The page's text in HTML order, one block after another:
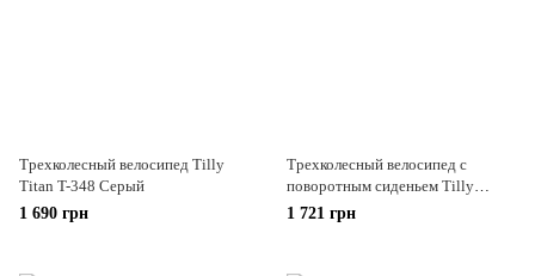
Трехколесный велосипед Tilly
Titan T-348 Серый
1 690 грн
Трехколесный велосипед с
поворотным сиденьем Tilly
Camaro T-362/1 Красный
1 721 грн